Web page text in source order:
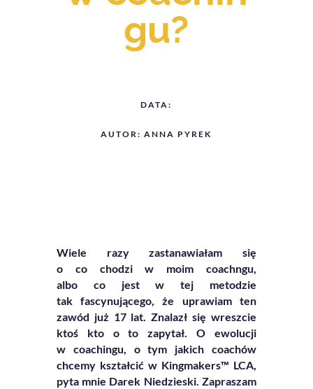
gu?
DATA:
AUTOR:ANNA PYREK
Wiele razy zastanawiałam się
o co chodzi w moim coachngu,
albo co jest w tej metodzie
tak fascynującego, że uprawiam ten
zawód już 17 lat. Znalazł się wreszcie
ktoś kto o to zapytał. O ewolucji
w coachingu, o tym jakich coachów
chcemy kształcić w Kingmakers™ LCA,
pyta mnie Darek Niedzieski. Zapraszam